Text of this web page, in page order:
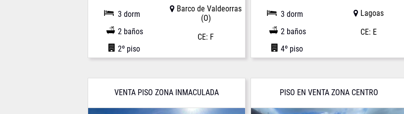
3 dorm
2 baños
2º piso
Barco de Valdeorras
(O)
CE: F
3 dorm
2 baños
4º piso
Lagoas
CE: E
VENTA PISO ZONA INMACULADA PISO EN VENTA ZONA CENTRO